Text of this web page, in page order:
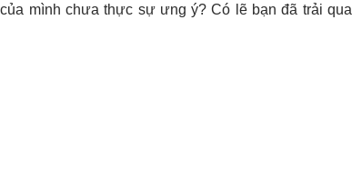
mình chưa thực sự ưng ý? Có lẽ bạn đã trải qua